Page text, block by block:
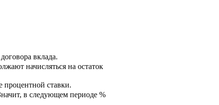
вклада.
начисляться на остаток
процентной ставки.
в следующем периоде %